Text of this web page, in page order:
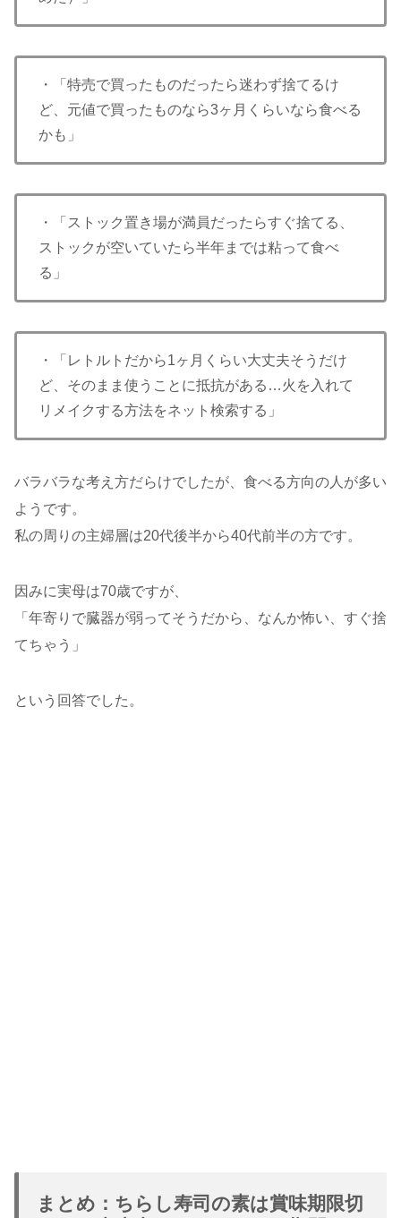
・「特売で買ったものだったら迷わず捨てるけ
ど、元値で買ったものなら3ヶ月くらいなら食べる
かも」
・「ストック置き場が満員だったらすぐ捨てる、
ストックが空いていたら半年までは粘って食べ
る」
・「レトルトだから1ヶ月くらい大丈夫そうだけ
ど、そのまま使うことに抵抗がある…火を入れて
リメイクする方法をネット検索する」
バラバラな考え方だらけでしたが、食べる方向の人が多い
ようです。
私の周りの主婦層は20代後半から40代前半の方です。
因みに実母は70歳ですが、
「年寄りで臓器が弱ってそうだから、なんか怖い、すぐ捨
てちゃう」
という回答でした。
まとめ：ちらし寿司の素は賞味期限切